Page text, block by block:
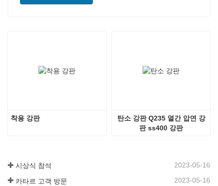
착용 강판
탄소 강판 Q235 열간 압연 강
판 ss400 강판
시상식 참석 2023-05-16
카타르 고객 방문 2023-05-16